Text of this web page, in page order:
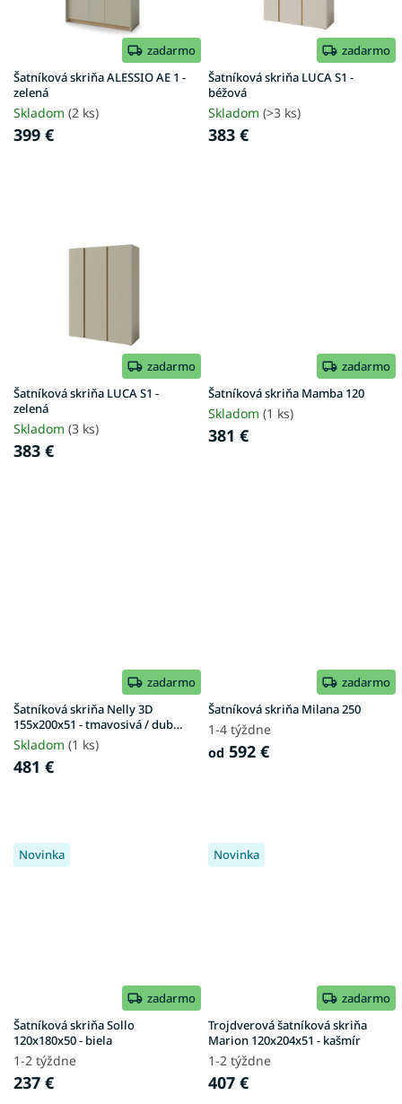
u
k
t
o
zadarmo
Šatníková skriňa ALESSIO AE 1 -
zelená
Skladom (2 ks)
399 €
zadarmo
Šatníková skriňa LUCA S1 -
béžová
Skladom (>3 ks)
383 €
zadarmo
Šatníková skriňa LUCA S1 -
zelená
Skladom (3 ks)
383 €
zadarmo
Šatníková skriňa Mamba 120
Skladom (1 ks)
381 €
zadarmo
Šatníková skriňa Nelly 3D
155x200x51 - tmavosivá / dub
artisan
Skladom (1 ks)
481 €
zadarmo
Šatníková skriňa Milana 250
1-4 týždne
od 592 €
Novinka
zadarmo
Šatníková skriňa Sollo
120x180x50 - biela
1-2 týždne
237 €
Novinka
zadarmo
Trojdverová šatníková skriňa
Marion 120x204x51 - kašmír
1-2 týždne
407 €